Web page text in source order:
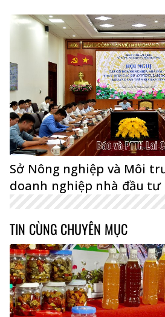
Sở Nông nghiệp và Môi
doanh nghiệp nhà đầu tư
TIN CÙNG CHUYÊN MỤC